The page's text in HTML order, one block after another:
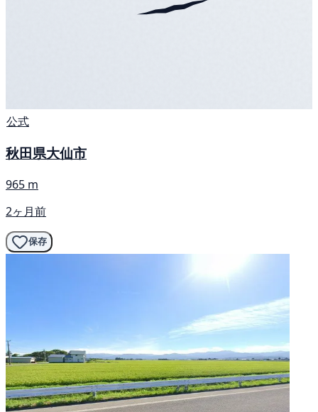
公式
秋田県大仙市
965 m
2ヶ月前
保存